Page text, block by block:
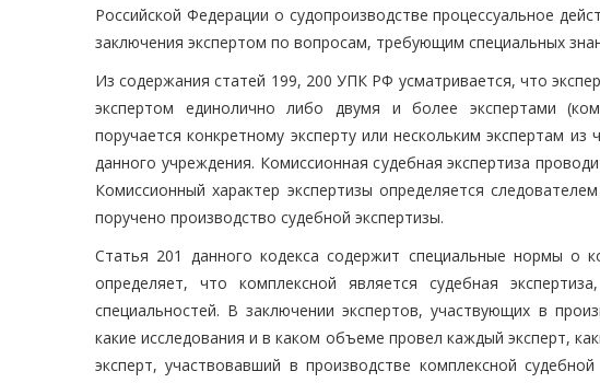
Российской Федерации о судопроизводстве процессуальное
заключения экспертом по вопросам, требующим специальных
Из содержания статей 199, 200 УПК РФ усматривается, что
экспертом единолично либо двумя и более экспертами
поручается конкретному эксперту или нескольким экспертам
данного учреждения. Комиссионная судебная экспертиза
Комиссионный характер экспертизы определяется
поручено производство судебной экспертизы.
Статья 201 данного кодекса содержит специальные нормы о
определяет, что комплексной является судебная
специальностей. В заключении экспертов, участвующих в
какие исследования и в каком объеме провел каждый эксперт,
эксперт, участвовавший в производстве комплексной